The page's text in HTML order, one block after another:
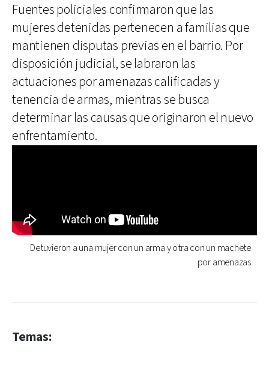
Fuentes policiales confirmaron que las
mujeres detenidas pertenecen a familias que
mantienen disputas previas en el barrio. Por
disposición judicial, se labraron las
actuaciones por amenazas calificadas y
tenencia de armas, mientras se busca
determinar las causas que originaron el nuevo
enfrentamiento.
Detuvieron a una mujer con un arma y otra con un machete
por amenazas
Temas: